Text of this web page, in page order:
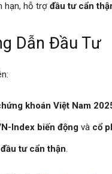
hạn, hỗ trợ đầu tư cẩn
Dẫn Đầu Tư
khoán Việt Nam
Index biến động và cổ
đầu tư cẩn thận.